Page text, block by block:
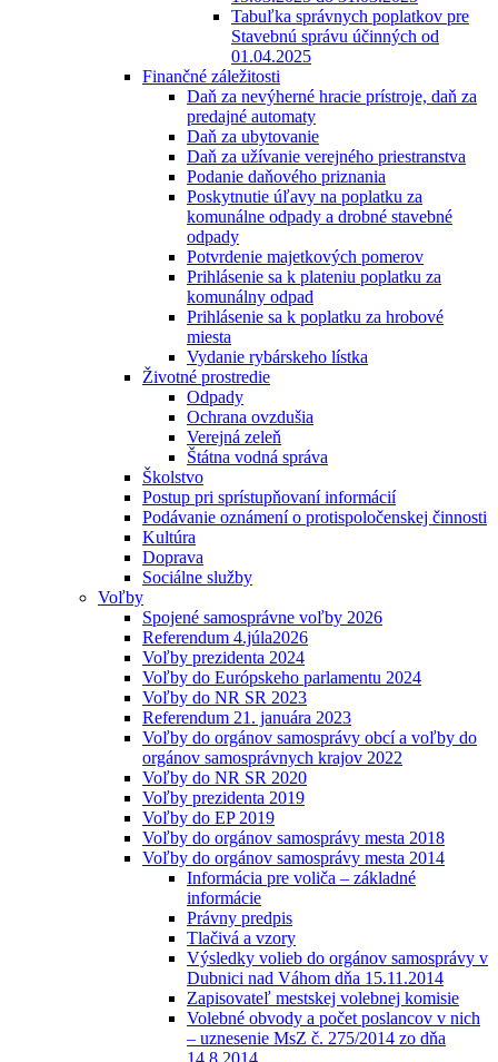
Tabuľka správnych poplatkov pre
Stavebnú správu účinných od
01.04.2025
Finančné záležitosti
Daň za nevýherné hracie prístroje, daň za
predajné automaty
Daň za ubytovanie
Daň za užívanie verejného priestranstva
Podanie daňového priznania
Poskytnutie úľavy na poplatku za
komunálne odpady a drobné stavebné
odpady
Potvrdenie majetkových pomerov
Prihlásenie sa k plateniu poplatku za
komunálny odpad
Prihlásenie sa k poplatku za hrobové
miesta
Vydanie rybárskeho lístka
Životné prostredie
Odpady
Ochrana ovzdušia
Verejná zeleň
Štátna vodná správa
Školstvo
Postup pri sprístupňovaní informácií
Podávanie oznámení o protispoločenskej činnosti
Kultúra
Doprava
Sociálne služby
Voľby
Spojené samosprávne voľby 2026
Referendum 4.júla2026
Voľby prezidenta 2024
Voľby do Európskeho parlamentu 2024
Voľby do NR SR 2023
Referendum 21. januára 2023
Voľby do orgánov samosprávy obcí a voľby do
orgánov samosprávnych krajov 2022
Voľby do NR SR 2020
Voľby prezidenta 2019
Voľby do EP 2019
Voľby do orgánov samosprávy mesta 2018
Voľby do orgánov samosprávy mesta 2014
Informácia pre voliča – základné
informácie
Právny predpis
Tlačivá a vzory
Výsledky volieb do orgánov samosprávy v
Dubnici nad Váhom dňa 15.11.2014
Zapisovateľ mestskej volebnej komisie
Volebné obvody a počet poslancov v nich
– uznesenie MsZ č. 275/2014 zo dňa